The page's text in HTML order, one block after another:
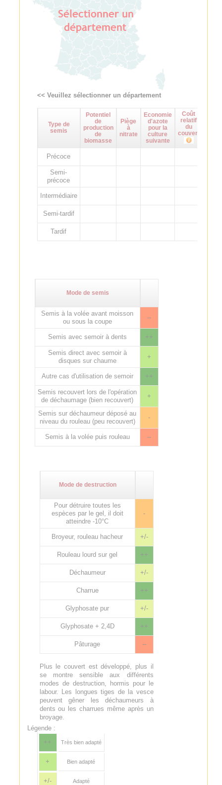
<< Veuillez sélectionner un département
Type de
semis
Potentiel
de
production
de
biomasse
Piège
à
nitrate
Economie
d'azote
pour la
culture
suivante
Coût
relatif
du
couvert
Précoce
Semi-
précoce
Intermédiaire
Semi-tardif
Tardif
Mode de semis
Semis à la volée avant moisson
ou sous la coupe
--
Semis avec semoir à dents ++
Semis direct avec semoir à
disques sur chaume
+
Autre cas d'utilisation de semoir ++
Semis recouvert lors de l'opération
de déchaumage (bien recouvert)
+
Semis sur déchaumeur déposé au
niveau du rouleau (peu recouvert)
-
Semis à la volée puis rouleau --
Mode de destruction
Pour détruire toutes les
espèces par le gel, il doit
atteindre -10°C
-
Broyeur, rouleau hacheur +/-
Rouleau lourd sur gel ++
Déchaumeur +/-
Charrue ++
Glyphosate pur +/-
Glyphosate + 2,4D ++
Pâturage --
Plus le couvert est développé, plus il
se montre sensible aux différents
modes de destruction, hormis pour le
labour. Les longues tiges de la vesce
peuvent gêner les déchaumeurs à
dents ou les charrues même après un
broyage.
Légende :
++
Très bien adapté
+ Bien adapté
+/- Adapté